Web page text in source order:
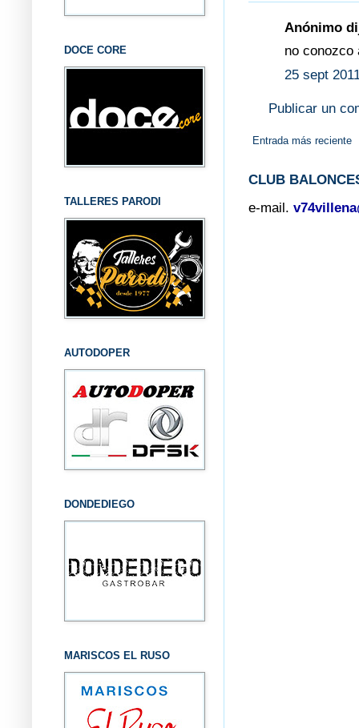
Anónimo
no conozco
25 sept
Publicar un
Entrada más reciente
CLUB
e-mail.
DOCE CORE
TALLERES PARODI
AUTODOPER
DONDEDIEGO
MARISCOS EL RUSO